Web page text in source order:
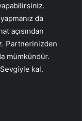
da
açısından
Partnerinizden
mümkündür.
kal.